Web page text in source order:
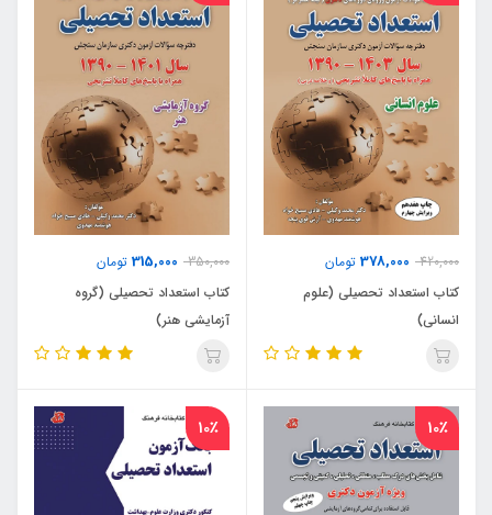
420,000
378,000 تومان
کتاب استعداد تحصیلی (علوم
انسانی)
350,000
315,000 تومان
کتاب استعداد تحصیلی (گروه
آزمایشی هنر)
10٪ 10٪